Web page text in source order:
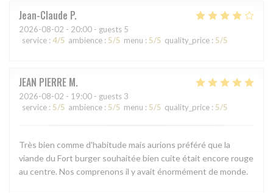
Jean-Claude P
2026-08-02 - 20:00 - guests 5
service : 4/5 ambience : 5/5 menu : 5/5 quality_price : 5/5
JEAN PIERRE M
2026-08-02 - 19:00 - guests 3
service : 5/5 ambience : 5/5 menu : 5/5 quality_price : 5/5
Très bien comme d'habitude mais aurions préféré que la
viande du Fort burger souhaitée bien cuite était encore rouge
au centre. Nos comprenons il y avait énormément de monde.